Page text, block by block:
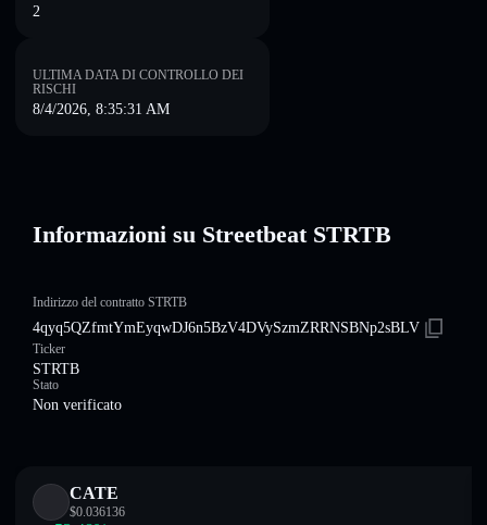
2
ULTIMA DATA DI CONTROLLO DEI
RISCHI
8/4/2026, 8:35:31 AM
Informazioni su Streetbeat STRTB
Indirizzo del contratto STRTB
4qyq5QZfmtYmEyqwDJ6n5BzV4DVySzmZRRNSBNp2sBLV
Ticker
STRTB
Stato
Non verificato
CATE
$0.036136